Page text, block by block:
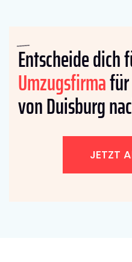
Entscheide dich
Umzugsfirma
von Duisburg
JETZT